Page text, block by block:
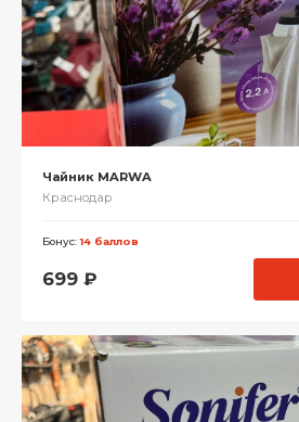
Чайник MARWA
Краснодар
Бонус:14 баллов
699 ₽